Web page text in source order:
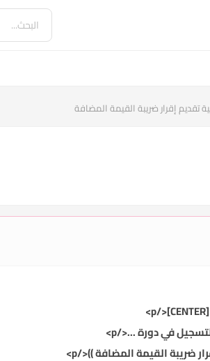
تقديم إقرار ضريبة القيمة المضافة
[CENTER]
</p>
</p>